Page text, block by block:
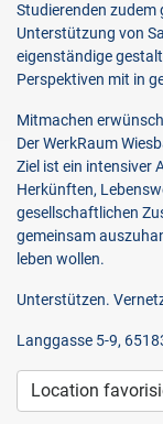
Studierenden zudem
Unterstützung von
eigenständige
Perspektiven mit in
Mitmachen
Der WerkRaum
Ziel ist ein intensiver
Herkünften,
gesellschaftlichen
gemeinsam
leben wollen.
Unterstützen.
Langgasse 5-9,
Location